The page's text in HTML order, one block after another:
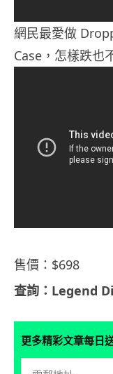
網民最愛做
Case，怎樣跌也
售價：$698
查詢：Legend
更多精彩文章每日